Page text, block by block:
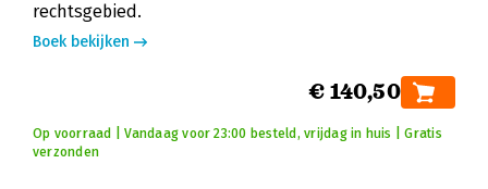
rechtsgebied.
Boek bekijken
€ 140,50
Op voorraad | Vandaag voor 23:00 besteld, vrijdag in huis | Gratis
verzonden